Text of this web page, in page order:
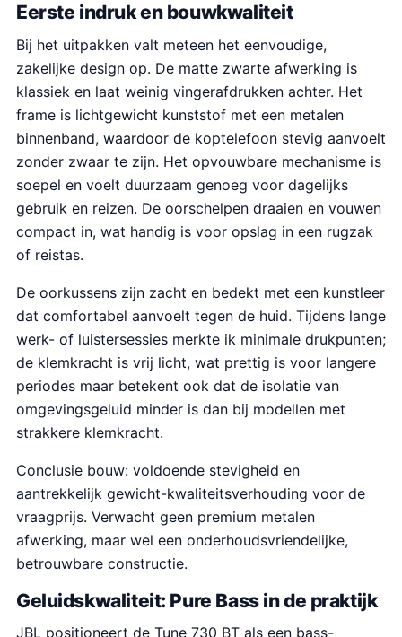
Eerste indruk en bouwkwaliteit
Bij het uitpakken valt meteen het eenvoudige,
zakelijke design op. De matte zwarte afwerking is
klassiek en laat weinig vingerafdrukken achter. Het
frame is lichtgewicht kunststof met een metalen
binnenband, waardoor de koptelefoon stevig aanvoelt
zonder zwaar te zijn. Het opvouwbare mechanisme is
soepel en voelt duurzaam genoeg voor dagelijks
gebruik en reizen. De oorschelpen draaien en vouwen
compact in, wat handig is voor opslag in een rugzak
of reistas.
De oorkussens zijn zacht en bedekt met een kunstleer
dat comfortabel aanvoelt tegen de huid. Tijdens lange
werk- of luistersessies merkte ik minimale drukpunten;
de klemkracht is vrij licht, wat prettig is voor langere
periodes maar betekent ook dat de isolatie van
omgevingsgeluid minder is dan bij modellen met
strakkere klemkracht.
Conclusie bouw: voldoende stevigheid en
aantrekkelijk gewicht-kwaliteitsverhouding voor de
vraagprijs. Verwacht geen premium metalen
afwerking, maar wel een onderhoudsvriendelijke,
betrouwbare constructie.
Geluidskwaliteit: Pure Bass in de praktijk
JBL positioneert de Tune 730 BT als een bass-